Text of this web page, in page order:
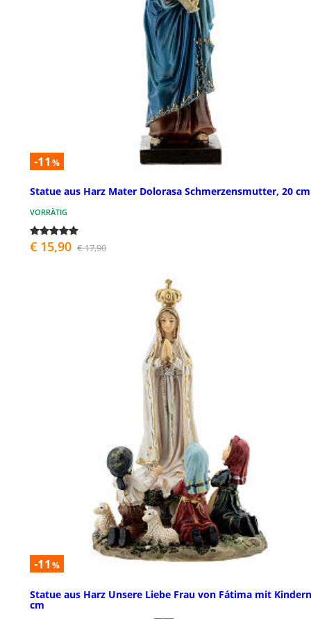
-11 %
Statue aus Harz Mater Dolorasa Schmerzensmutter, 20 cm
VORRÄTIG
€ 15,90 € 17,90
-11 %
Statue aus Harz Unsere Liebe Frau von Fátima mit
cm